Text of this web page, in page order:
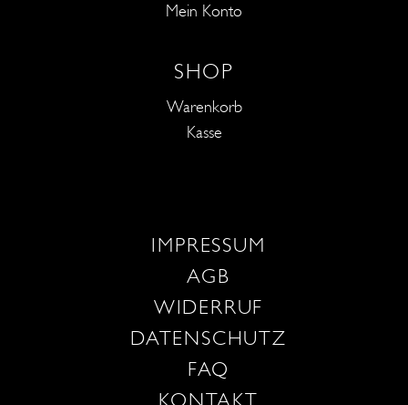
Mein Konto
SHOP
Warenkorb
Kasse
IMPRESSUM
AGB
WIDERRUF
DATENSCHUTZ
FAQ